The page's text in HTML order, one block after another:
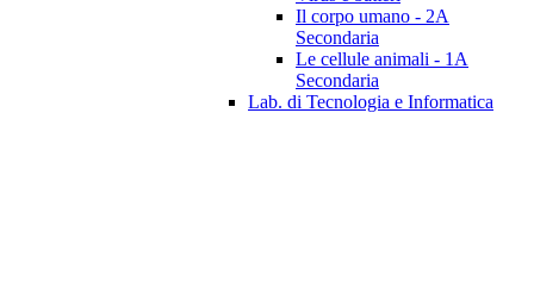
Il corpo umano - 2A
Secondaria
Le cellule animali - 1A
Secondaria
Lab. di Tecnologia e Informatica